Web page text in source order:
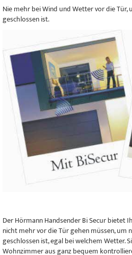
Nie mehr bei Wind und Wetter vor die Tür,
geschlossen ist.
Der Hörmann Handsender Bi Secur bietet
nicht mehr vor die Tür gehen müssen, um
geschlossen ist, egal bei welchem Wetter.
Wohnzimmer aus ganz bequem